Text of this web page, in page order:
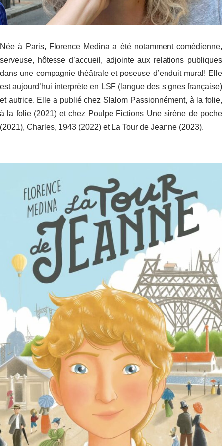
Née à Paris, Florence Medina a été notamment comédienne,
serveuse, hôtesse d’accueil, adjointe aux relations publiques
dans une compagnie théâtrale et poseuse d’enduit mural! Elle
est aujourd’hui interprète en LSF (langue des signes française)
et autrice. Elle a publié chez Slalom Passionnément, à la folie,
à la folie (2021) et chez Poulpe Fictions Une sirène de poche
(2021), Charles, 1943 (2022) et La Tour de Jeanne (2023).